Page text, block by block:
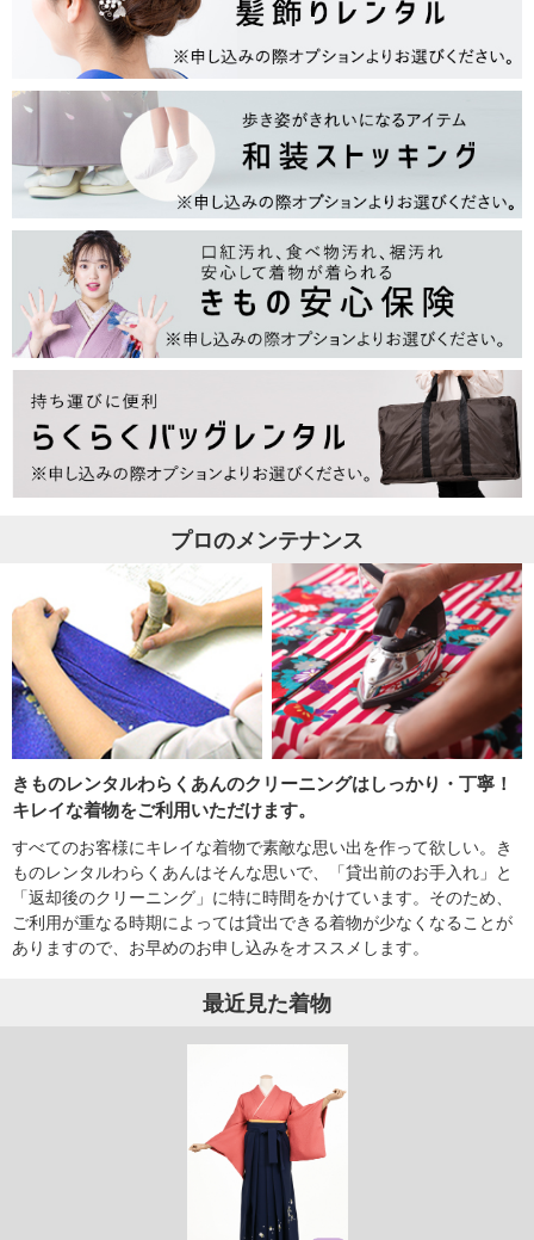
プロのメンテナンス
きものレンタルわらくあんのクリーニングはしっかり・丁寧！
キレイな着物をご利用いただけます。
すべてのお客様にキレイな着物で素敵な思い出を作って欲しい。き
ものレンタルわらくあんはそんな思いで、「貸出前のお手入れ」と
「返却後のクリーニング」に特に時間をかけています。そのため、
ご利用が重なる時期によっては貸出できる着物が少なくなることが
ありますので、お早めのお申し込みをオススメします。
最近見た着物